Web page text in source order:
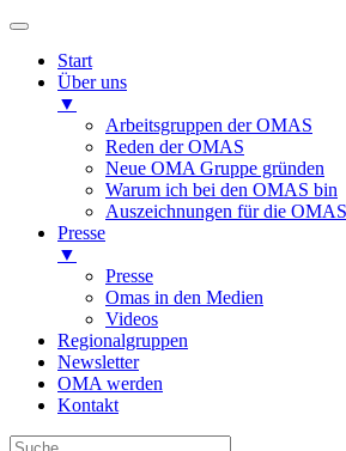
Start
Über uns
▼
Arbeitsgruppen der OMAS
Reden der OMAS
Neue OMA Gruppe gründen
Warum ich bei den OMAS bin
Auszeichnungen für die OMAS
Presse
▼
Presse
Omas in den Medien
Videos
Regionalgruppen
Newsletter
OMA werden
Kontakt